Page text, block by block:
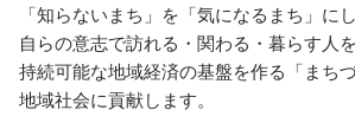
「知らないまち」を「気になるまち」にし
自らの意志で訪れる・関わる・暮らす人
持続可能な地域経済の基盤を作る「まち
地域社会に貢献します。